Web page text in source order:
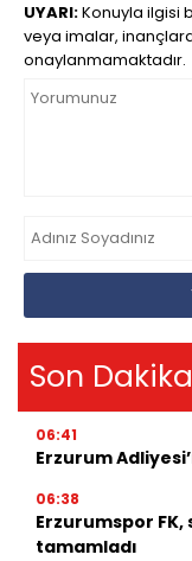
UYARI:Konuyla ilgisi
veya imalar,
onaylanmamaktadır.
Son Dakika
06:41
Erzurum
06:38
Erzurumspor FK,
tamamladı